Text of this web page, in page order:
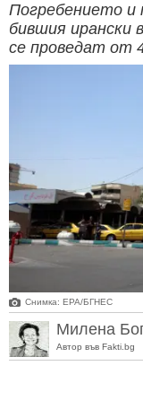
Погребението и
бившия ирански
се проведат от
Снимка: ЕРА/БГНЕС
Милена
Автор във Fakti.bg